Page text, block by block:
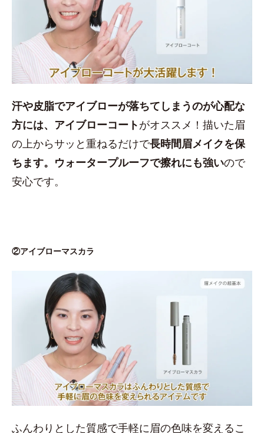
汗や皮脂でアイブローが落ちてしまうのが心配な
方には、アイブローコートがオススメ！描いた眉
の上からサッと重ねるだけで長時間眉メイクを保
ちます。ウォータープルーフで擦れにも強いので
安心です。
②アイブローマスカラ
ふんわりとした質感で手軽に眉の色味を変えるこ